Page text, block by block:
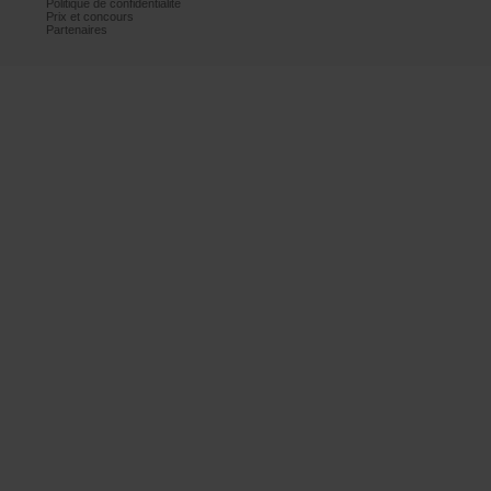
Politiquedeconfidentialité
Prixetconcours
Partenaires